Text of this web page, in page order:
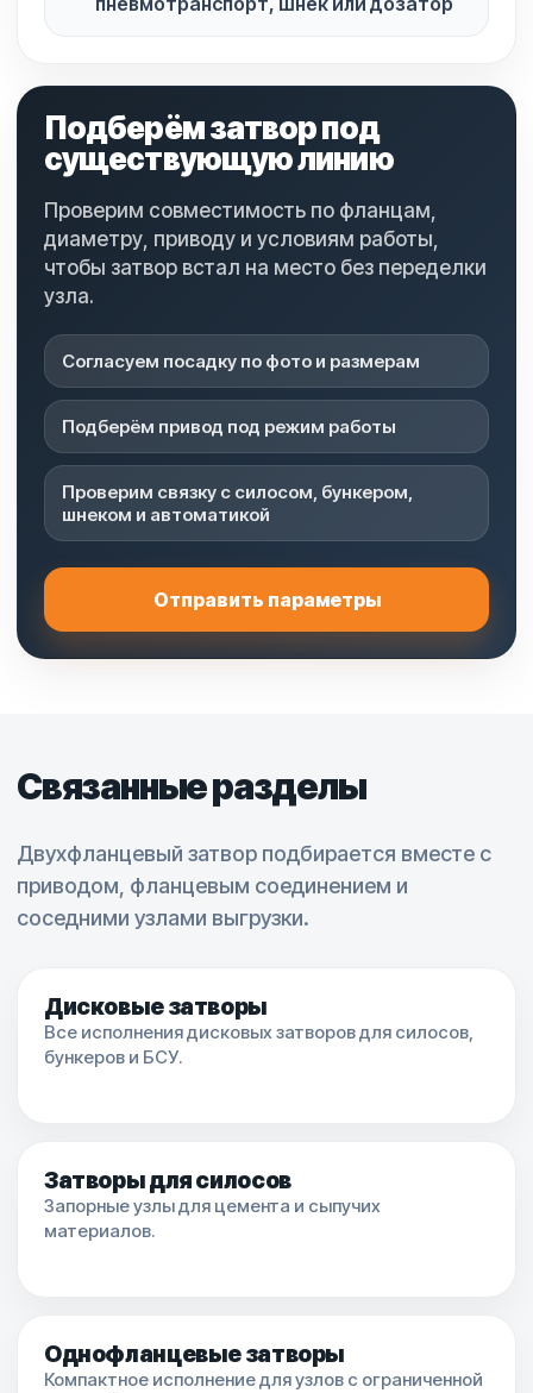
Подберём затвор под
существующую линию
Проверим совместимость по фланцам,
диаметру, приводу и условиям работы,
чтобы затвор встал на место без переделки
узла.
Согласуем посадку по фото и размерам
Подберём привод под режим работы
Проверим связку с силосом, бункером,
шнеком и автоматикой
Отправить параметры
Связанные разделы
Двухфланцевый затвор подбирается вместе с
приводом, фланцевым соединением и
соседними узлами выгрузки.
Дисковые затворы
Все исполнения дисковых затворов для силосов,
бункеров и БСУ.
Затворы для силосов
Запорные узлы для цемента и сыпучих
материалов.
Однофланцевые затворы
Компактное исполнение для узлов с ограниченной